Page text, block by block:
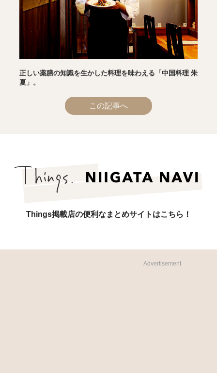
正しい薬膳の知識を生かした料理を味わえる「中国料理 朱
夏」。
この記事へ
Things掲載店の便利なまとめサイトはこちら！
Advertisement